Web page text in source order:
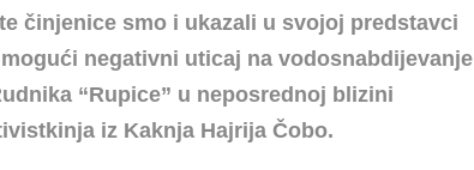
činjenice smo i ukazali u svojoj predstavci
negativni uticaj na vodosnabdijevanje
“Rupice” u neposrednoj blizini
iz Kaknja Hajrija Čobo.